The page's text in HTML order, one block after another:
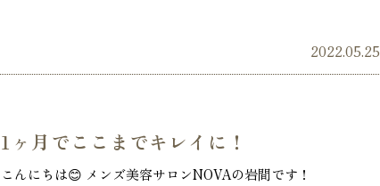
2022.05.25
1ヶ月でここまでキレイに！
こんにちは😊 メンズ美容サロンNOVAの岩間です！